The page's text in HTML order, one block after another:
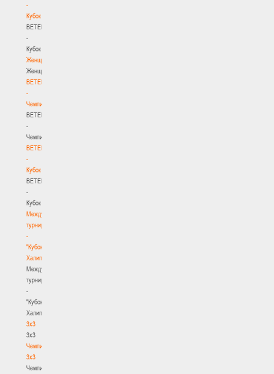
-
Кубок
BETERA
-
Кубок
Женщины
Женщины
BETERA
-
Чемпионат
BETERA
-
Чемпионат
BETERA
-
Кубок
BETERA
-
Кубок
Международный
турнир
-
"Кубок
Халипского"
Международный
турнир
-
"Кубок
Халипского"
3x3
3x3
Чемпионат
3х3
Чемпионат